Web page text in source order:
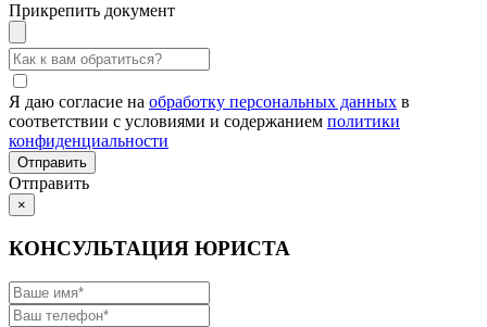
Прикрепить документ
Я даю согласие на обработку персональных данных в
соответствии с условиями и содержанием политики
конфиденциальности
Отправить
×
КОНСУЛЬТАЦИЯ ЮРИСТА